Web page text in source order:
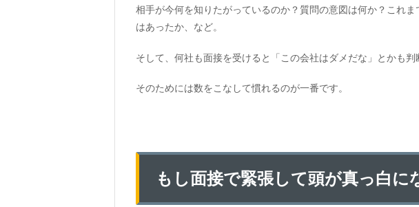
相手が今何を知りたがっているのか？質問の意図は何か？これ
はあったか、など。
そして、何社も面接を受けると「この会社はダメだな」とかも判
そのためには数をこなして慣れるのが一番です。
もし面接で緊張して頭が真っ白に